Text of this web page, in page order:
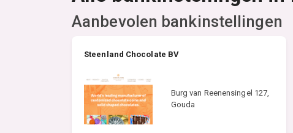
Aanbevolen bankinstellingen
Steenland Chocolate BV
Burg van Reenensingel 127,
Gouda